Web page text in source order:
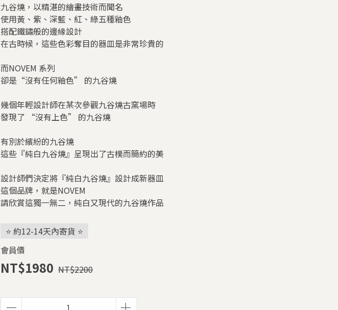
九谷燒，以精湛的繪畫技術而聞名
使用黃、紫、深藍、紅、綠五種釉色
搭配鐵鏽般的邊緣設計
在古時候，這些色彩奪目的器皿是非常珍貴的
而NOVEM 系列
卻是“沒有任何釉色” 的九谷燒
幾個年輕設計師在某次參觀九谷燒古窯場時
發現了 “沒有上色” 的九谷燒
有別於繽紛的九谷燒
這些『純白九谷燒』呈現出了古樸而簡約的美
設計師們決定將『純白九谷燒』設計成新器皿
這個品牌，就是NOVEM
請欣賞這獨一無二，純白又現代的九谷燒作品
⭐ 約12-14天內寄貨 ⭐
會員價
NT$1980 NT$2200